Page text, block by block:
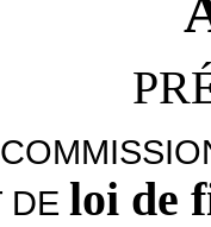
DE loi de